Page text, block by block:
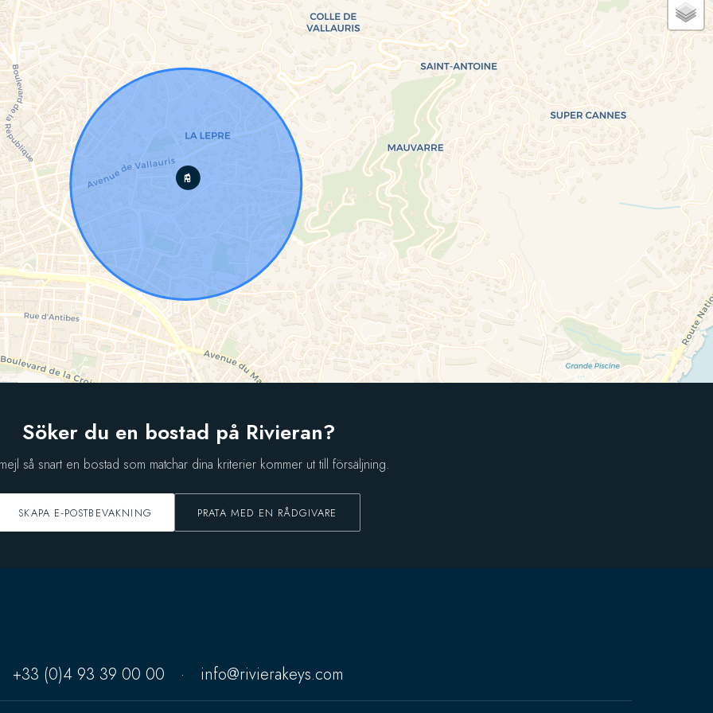
Söker du en bostad på Rivieran?
så snart en bostad som matchar dina kriterier kommer ut till försäljning.
SKAPA E-POSTBEVAKNING PRATA MED EN RÅDGIVARE
+33 (0)4 93 39 00 00 · info@rivierakeys.com